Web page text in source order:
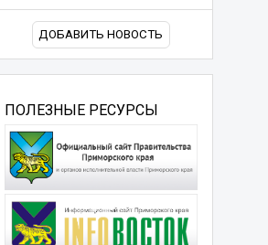
ДОБАВИТЬ НОВОСТЬ
ПОЛЕЗНЫЕ РЕСУРСЫ